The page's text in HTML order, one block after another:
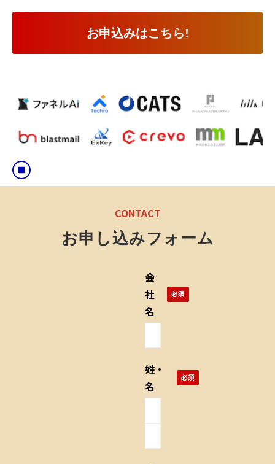
お申込みはこちら!
CONTACT
お申し込みフォーム
会
社
名
姓・
名